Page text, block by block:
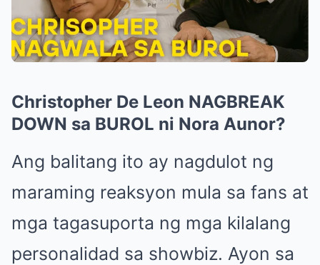
Christopher De Leon NAGBREAK
DOWN sa BUROL ni Nora Aunor?
Ang balitang ito ay nagdulot ng
maraming reaksyon mula sa fans at
mga tagasuporta ng mga kilalang
personalidad sa showbiz. Ayon sa